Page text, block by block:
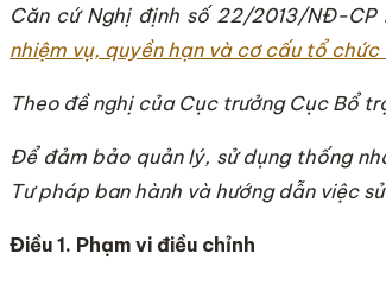
Căn cứ Nghị định số 22/2013/NĐ-CP
nhiệm vụ, quyền hạn và cơ cấu tổ
Theo đề nghị của Cục trưởng Cục Bổ
Để đảm bảo quản lý, sử dụng thống
Tư pháp ban hành và hướng dẫn việc
Điều 1. Phạm vi điều chỉnh